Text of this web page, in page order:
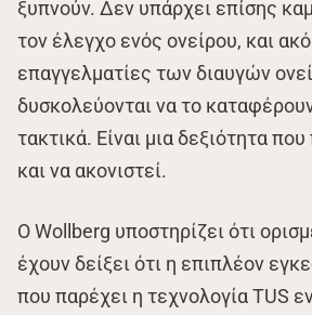
ξυπνούν. Δεν υπάρχει επίσης
τον έλεγχο ενός ονείρου, και
επαγγελματίες των διαυγών
δυσκολεύονται να το
τακτικά. Είναι μια δεξιότητα
και να ακονιστεί.
Ο Wollberg υποστηρίζει ότι
έχουν δείξει ότι η επιπλέον
που παρέχει η τεχνολογία TUS